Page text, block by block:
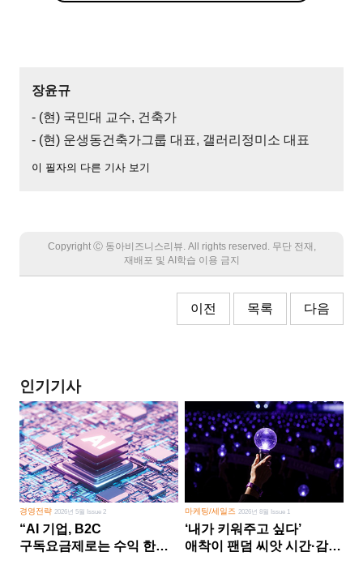
장윤규
- (현) 국민대 교수, 건축가
- (현) 운생동건축가그룹 대표, 갤러리정미소 대표
이 필자의 다른 기사 보기
Copyright Ⓒ 동아비즈니스리뷰. All rights reserved. 무단 전재,
재배포 및 AI학습 이용 금지
이전 목록 다음
인기기사
경영전략 2026년 5월 Issue 2
“AI 기업, B2C
구독요금제로는 수익 한계
마케팅/세일즈 2026년 8월 Issue 1
‘내가 키워주고 싶다’
애착이 팬덤 씨앗 시간·감정